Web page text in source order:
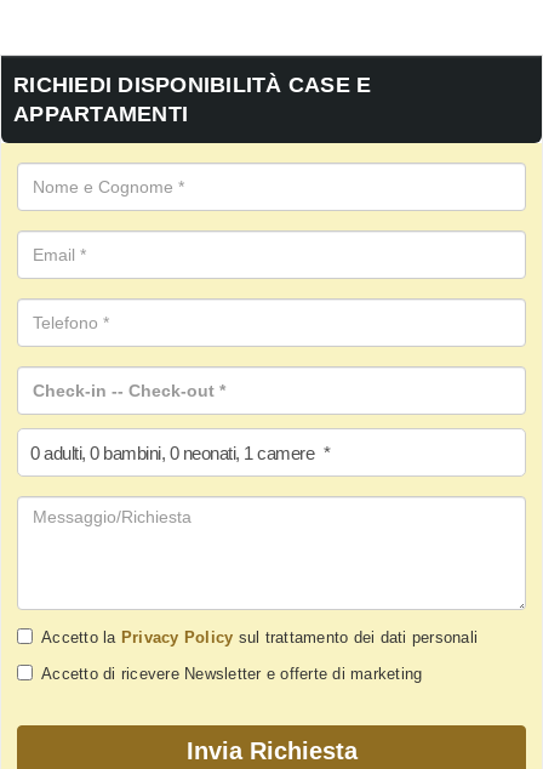
RICHIEDI DISPONIBILITÀ CASE E
APPARTAMENTI
0 adulti, 0 bambini, 0 neonati, 1 camere *
Accetto la Privacy Policy sul trattamento dei dati personali
Accetto di ricevere Newsletter e offerte di marketing